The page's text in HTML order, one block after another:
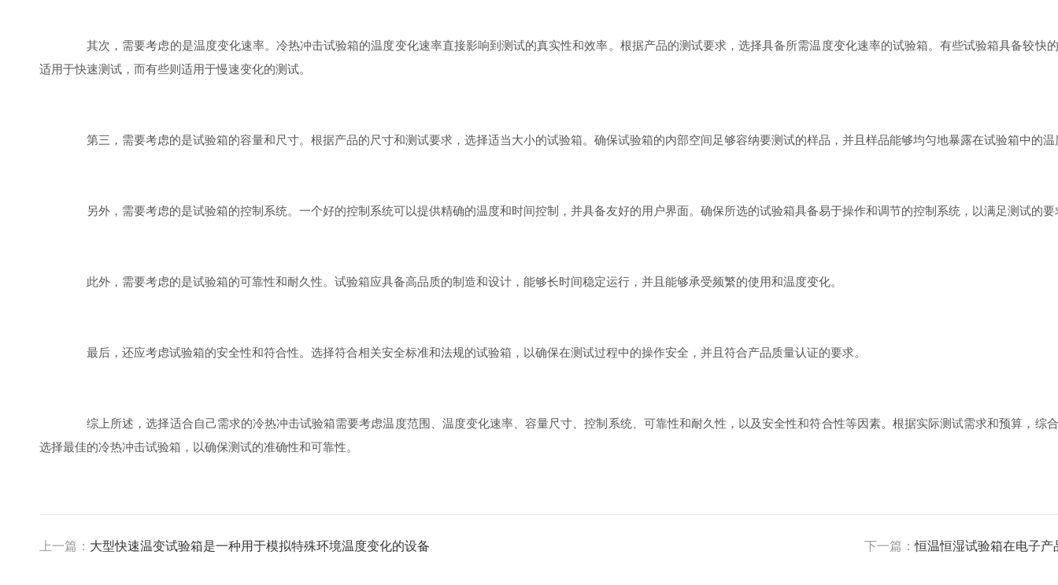
其次，需要考虑的是温度变化速率。冷热冲击试验箱的温度变化速率直接影响到测试的真实性和效率。根据产品的测试要求，选择具备所需温度变化速率的试验箱。有些试验箱具备较快
适用于快速测试，而有些则适用于慢速变化的测试。
第三，需要考虑的是试验箱的容量和尺寸。根据产品的尺寸和测试要求，选择适当大小的试验箱。确保试验箱的内部空间足够容纳要测试的样品，并且样品能够均匀地暴露在试验箱中的温
另外，需要考虑的是试验箱的控制系统。一个好的控制系统可以提供精确的温度和时间控制，并具备友好的用户界面。确保所选的试验箱具备易于操作和调节的控制系统，以满足测试的要
此外，需要考虑的是试验箱的可靠性和耐久性。试验箱应具备高品质的制造和设计，能够长时间稳定运行，并且能够承受频繁的使用和温度变化。
最后，还应考虑试验箱的安全性和符合性。选择符合相关安全标准和法规的试验箱，以确保在测试过程中的操作安全，并且符合产品质量认证的要求。
综上所述，选择适合自己需求的冷热冲击试验箱需要考虑温度范围、温度变化速率、容量尺寸、控制系统、可靠性和耐久性，以及安全性和符合性等因素。根据实际测试需求和预算，综
选择最佳的冷热冲击试验箱，以确保测试的准确性和可靠性。
上一篇： 大型快速温变试验箱是一种用于模拟特殊环境温度变化的设备 下一篇：恒温恒湿试验箱在电子产